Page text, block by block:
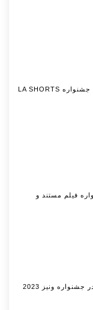
رویاساز بهترین فیلم علمی تخیلی جشنواره LA SHORTS
فیلم مستند و
ونیز 2023